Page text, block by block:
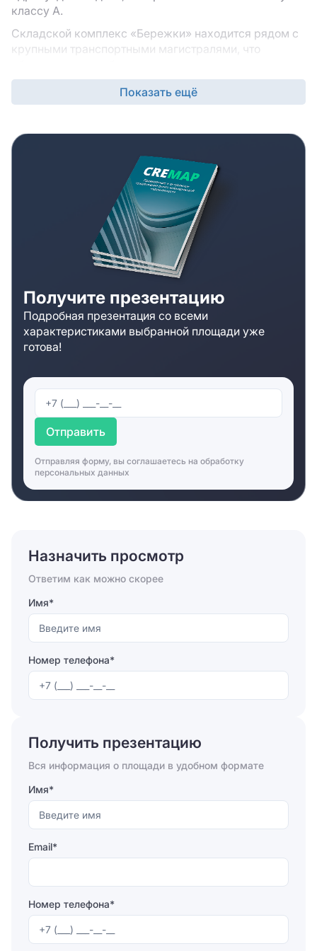
классу A.
Складской комплекс «Бережки» находится рядом с
крупными транспортными магистралями, что
площадку, а также отправление товаров со
складского комплекса в пункты продаж. В карточке
пол, рабочую высоту потолков, наличие паркинга для
грузового и легкового транспорта, мезонина и
административно-бытовых помещений.
Обратиться за дополнительной информацией вы
можете к специалистам компании. Консультанты
расскажут о площадке подробнее и предложат
альтернативные варианты, если складской комплекс
«Бережки» вам по каким-то причинам не подойдет.
Брокеры компании организуют просмотры и
обеспечат сопровождение сделки на всех этапах.
Показать ещё
Получите презентацию
Подробная презентация со всеми
характеристиками выбранной площади уже
готова!
Отправить
Отправляя форму, вы соглашаетесь на обработку
персональных данных
Назначить просмотр
Ответим как можно скорее
Имя*
Номер телефона*
Отправить
Получить презентацию
Вся информация о площади в удобном формате
Имя*
Email*
Номер телефона*